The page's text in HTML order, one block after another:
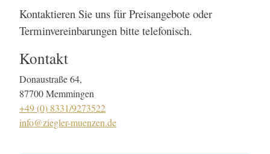
Kontaktieren Sie uns für Preisangebote oder
Terminvereinbarungen bitte telefonisch.
Kontakt
Donaustraße 64,
87700 Memmingen
+49 (0) 8331/9273522
info@ziegler-muenzen.de